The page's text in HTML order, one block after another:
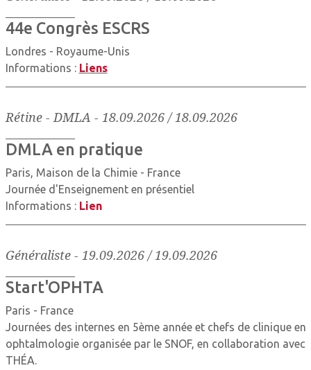
44e Congrès ESCRS
Londres - Royaume-Unis
Informations : Liens
Rétine - DMLA - 18.09.2026 / 18.09.2026
DMLA en pratique
Paris, Maison de la Chimie - France
Journée d'Enseignement en présentiel
Informations : Lien
Généraliste- 19.09.2026 / 19.09.2026
Start'OPHTA
Paris - France
Journées des internes en 5ème année et chefs de clinique en
ophtalmologie organisée par le SNOF, en collaboration avec
THÉA.